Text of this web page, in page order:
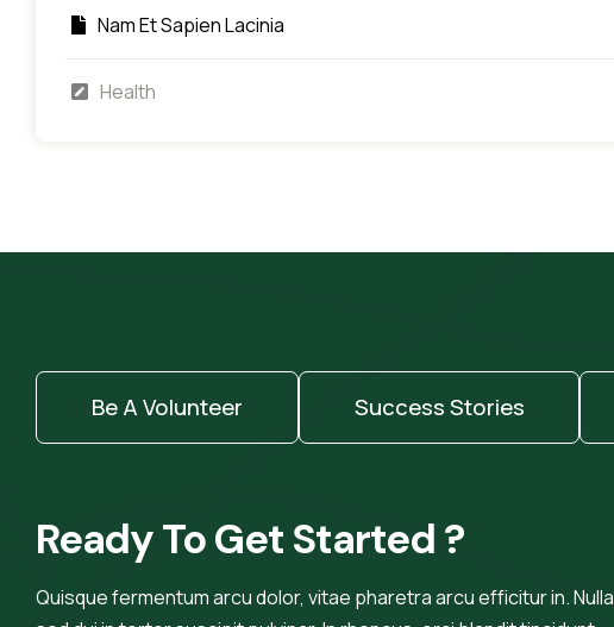
Nam Et Sapien Lacinia
Health
Be A Volunteer Success Stories
Ready To Get Started ?
Quisque fermentum arcu dolor, vitae pharetra arcu efficitur in. Nulla